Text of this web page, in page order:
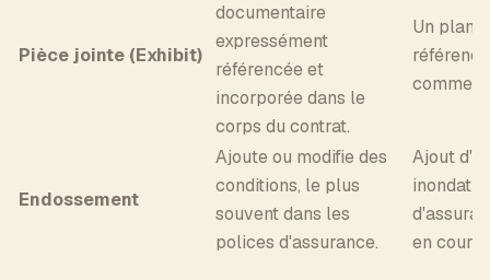
Pièce jointe (Exhibit)
documentaire
expressément
référencée et
incorporée dans le
corps du contrat.
Un plan
Endossement
Ajoute ou modifie des
conditions, le plus
souvent dans les
polices d'assurance.
Ajout
en cours